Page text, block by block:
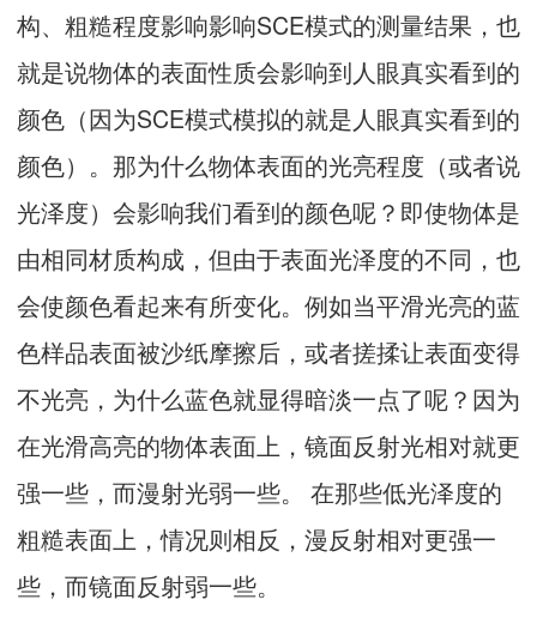
构、粗糙程度影响影响SCE模式的测量结果，也
就是说物体的表面性质会影响到人眼真实看到的
颜色（因为SCE模式模拟的就是人眼真实看到的
颜色）。那为什么物体表面的光亮程度（或者说
光泽度）会影响我们看到的颜色呢？即使物体是
由相同材质构成，但由于表面光泽度的不同，也
会使颜色看起来有所变化。例如当平滑光亮的蓝
色样品表面被沙纸摩擦后，或者搓揉让表面变得
不光亮，为什么蓝色就显得暗淡一点了呢？因为
在光滑高亮的物体表面上，镜面反射光相对就更
强一些，而漫射光弱一些。 在那些低光泽度的
粗糙表面上，情况则相反，漫反射相对更强一
些，而镜面反射弱一些。